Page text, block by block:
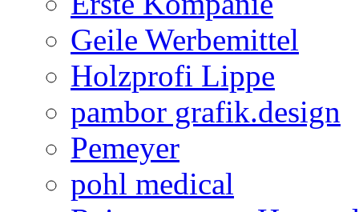
Geile Werbemittel
Holzprofi Lippe
pambor grafik.design
Pemeyer
pohl medical